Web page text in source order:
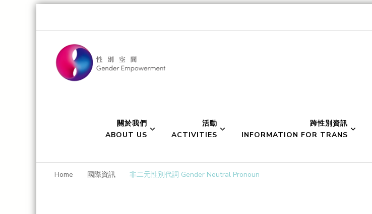
關於我們
ABOUT US
活動
ACTIVITIES
跨性別資訊
INFORMATION FOR TRANS
Home 國際資訊 非二元性別代詞 Gender Neutral Pronoun